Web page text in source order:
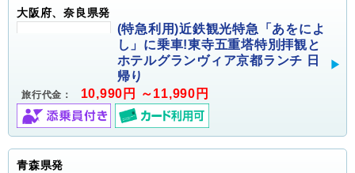
大阪府、奈良県発
(特急利用)近鉄観光特急「あをによ
し」に乗車!東寺五重塔特別拝観と
ホテルグランヴィア京都ランチ 日
帰り
旅行代金： 10,990円 ～11,990円
青森県発